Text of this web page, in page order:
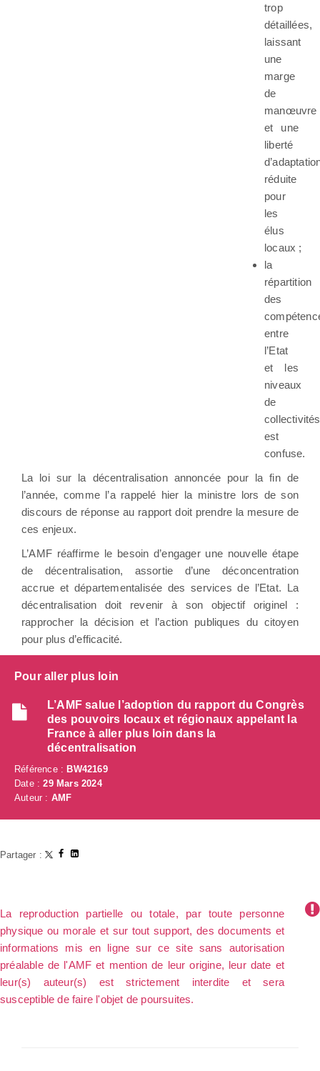
trop
détaillées,
laissant
une
marge
de
manœuvre
et une
liberté
réduite
pour
les
élus
locaux ;
la
répartition
des
entre
l’Etat
et les
niveaux
de
collectivités
est
confuse.
La loi sur la décentralisation annoncée pour la fin de
l’année, comme l’a rappelé hier la ministre lors de son
discours de réponse au rapport doit prendre la mesure de
ces enjeux.
L’AMF réaffirme le besoin d’engager une nouvelle étape
de décentralisation, assortie d’une déconcentration
accrue et départementalisée des services de l’Etat. La
décentralisation doit revenir à son objectif originel :
rapprocher la décision et l’action publiques du citoyen
pour plus d’efficacité.
Pour aller plus loin
L’AMF salue l’adoption du rapport du Congrès
des pouvoirs locaux et régionaux appelant la
France à aller plus loin dans la
décentralisation
Référence :BW42169
Date :29 Mars 2024
Auteur : AMF
Partager :
La reproduction partielle ou totale, par toute personne
physique ou morale et sur tout support, des documents et
informations mis en ligne sur ce site sans autorisation
préalable de l'AMF et mention de leur origine, leur date et
leur(s) auteur(s) est strictement interdite et sera
susceptible de faire l'objet de poursuites.